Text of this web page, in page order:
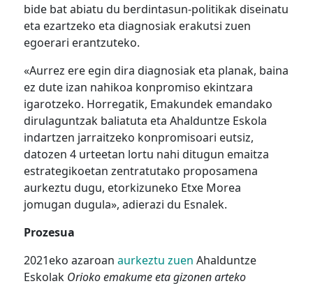
bide bat abiatu du berdintasun-politikak diseinatu
eta ezartzeko eta diagnosiak erakutsi zuen
egoerari erantzuteko.
«Aurrez ere egin dira diagnosiak eta planak, baina
ez dute izan nahikoa konpromiso ekintzara
igarotzeko. Horregatik, Emakundek emandako
dirulaguntzak baliatuta eta Ahalduntze Eskola
indartzen jarraitzeko konpromisoari eutsiz,
datozen 4 urteetan lortu nahi ditugun emaitza
estrategikoetan zentratutako proposamena
aurkeztu dugu, etorkizuneko Etxe Morea
jomugan dugula», adierazi du Esnalek.
Prozesua
2021eko azaroanaurkeztu zuen Ahalduntze
Eskolak Orioko emakume eta gizonen arteko